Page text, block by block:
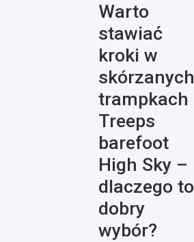
Warto
stawiać
kroki w
skórzanych
trampkach
Treeps
barefoot
High Sky –
dlaczego to
dobry
wybór?